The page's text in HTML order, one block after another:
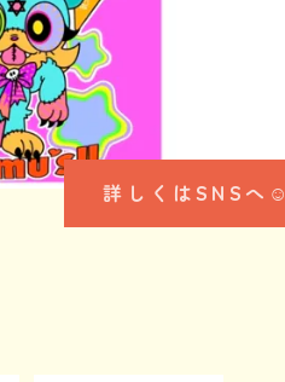
詳しくはSNSへ☺︎